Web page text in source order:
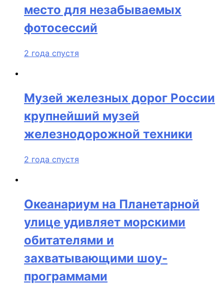
место для незабываемых
фотосессий
2 года спустя
Музей железных дорог России
крупнейший музей
железнодорожной техники
2 года спустя
Океанариум на Планетарной
улице удивляет морскими
обитателями и
захватывающими шоу-
программами